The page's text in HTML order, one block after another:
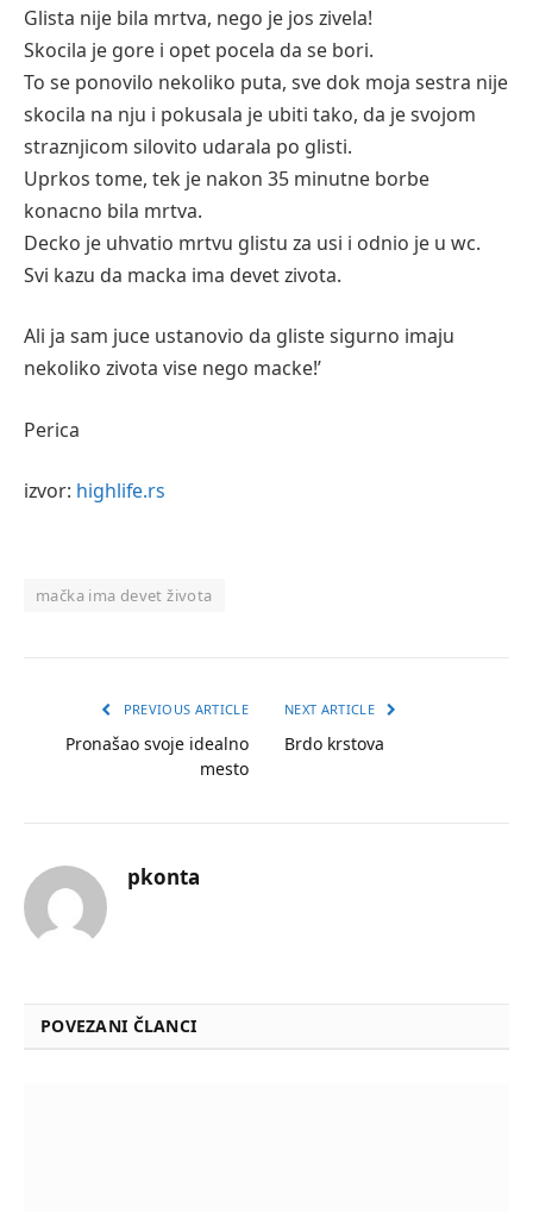
Glista nije bila mrtva, nego je jos zivela!
Skocila je gore i opet pocela da se bori.
To se ponovilo nekoliko puta, sve dok moja sestra nije
skocila na nju i pokusala je ubiti tako, da je svojom
straznjicom silovito udarala po glisti.
Uprkos tome, tek je nakon 35 minutne borbe
konacno bila mrtva.
Decko je uhvatio mrtvu glistu za usi i odnio je u wc.
Svi kazu da macka ima devet zivota.
Ali ja sam juce ustanovio da gliste sigurno imaju
nekoliko zivota vise nego macke!’
Perica
izvor: highlife.rs
mačka ima devet života
PREVIOUS ARTICLE
Pronašao svoje idealno
mesto
NEXT ARTICLE
Brdo krstova
pkonta
POVEZANI ČLANCI